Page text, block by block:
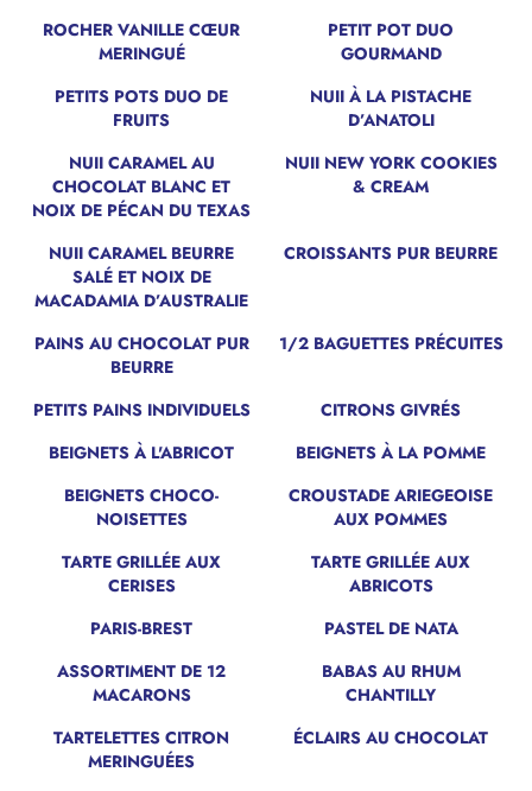
ROCHER VANILLE CŒUR
MERINGUÉ
PETIT POT DUO
GOURMAND
PETITS POTS DUO DE
FRUITS
NOUVEAU
NUII À LA PISTACHE
D’ANATOLI
NOUVEAU
NUII CARAMEL AU
CHOCOLAT BLANC ET
NOIX DE PÉCAN DU TEXAS
NOUVEAU
NUII NEW YORK COOKIES
& CREAM
NOUVEAU
NUII CARAMEL BEURRE
SALÉ ET NOIX DE
MACADAMIA D’AUSTRALIE
CROISSANTS PUR BEURRE
PAINS AU CHOCOLAT PUR
BEURRE
1/2 BAGUETTES PRÉCUITES
PETITS PAINS INDIVIDUELS
CITRONS GIVRÉS
BEIGNETS À L'ABRICOT
BEIGNETS À LA POMME
BEIGNETS CHOCO-
NOISETTES
CROUSTADE ARIEGEOISE
AUX POMMES
TARTE GRILLÉE AUX
CERISES
TARTE GRILLÉE AUX
ABRICOTS
PARIS-BREST
PASTEL DE NATA
ASSORTIMENT DE 12
MACARONS
BABAS AU RHUM
CHANTILLY
TARTELETTES CITRON
MERINGUÉES
ÉCLAIRS AU CHOCOLAT